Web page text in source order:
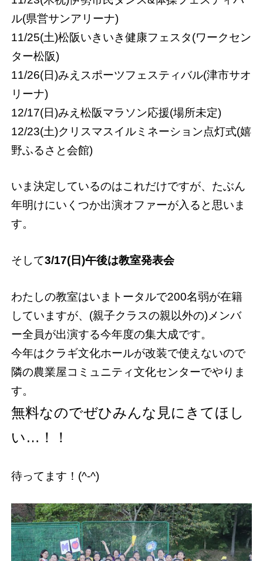
ル(県営サンアリーナ)
11/25(土)松阪いきいき健康フェスタ(ワークセン
ター松阪)
11/26(日)みえスポーツフェスティバル(津市サオ
リーナ)
12/17(日)みえ松阪マラソン応援(場所未定)
12/23(土)クリスマスイルミネーション点灯式(嬉
野ふるさと会館)
いま決定しているのはこれだけですが、たぶん
年明けにいくつか出演オファーが入ると思いま
す。
そして3/17(日)午後は教室発表会
わたしの教室はいまトータルで200名弱が在籍
していますが、(親子クラスの親以外の)メンバ
ー全員が出演する今年度の集大成です。
今年はクラギ文化ホールが改装で使えないので
隣の農業屋コミュニティ文化センターでやりま
す。
無料なのでぜひみんな見にきてほし
い…！！
待ってます！(^-^)